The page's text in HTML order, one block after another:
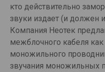
кто действительно
звуки издает (и должен
Компания Неотек
межблочного кабеля
моножильного
звучания моножильных